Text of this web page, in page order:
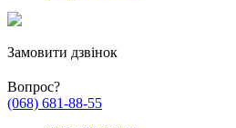
Замовити дзвінок
Вопрос?
(068) 681-88-55